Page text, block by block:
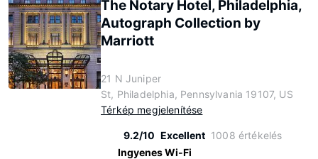
The Notary Hotel, Philadelphia,
Autograph Collection by
Marriott
21 N Juniper
St, Philadelphia, Pennsylvania 19107, US
Térkép megjelenítése
9.2/10 Excellent 1008 értékelés
Ingyenes Wi-Fi